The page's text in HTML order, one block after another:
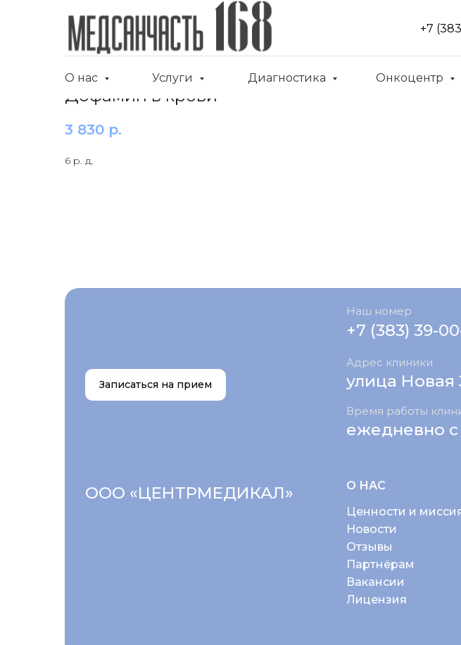
+7
О нас Услуги Диагностика Онкоцентр
Дофамин в крови
3 830 р.
6 р. д.
О НАС
Ценности и
Новости
+7 (383) 39-
Отзывы
Партнёрам
Вакансии
Лицензия
Наш номер
ежедневно с
Время работы
Адрес клиники
улица Новая
ООО «ЦЕНТРМЕДИКАЛ»
Записаться на прием